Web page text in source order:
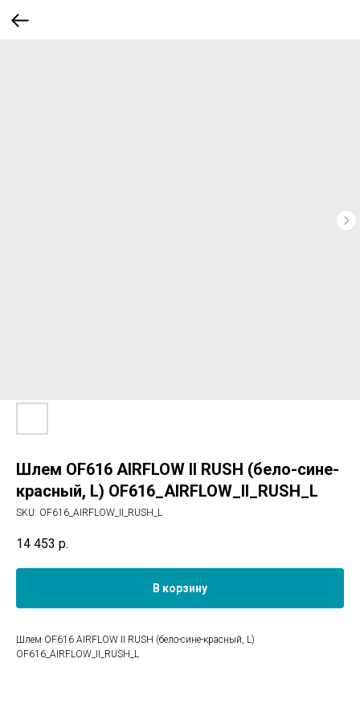
Шлем OF616 AIRFLOW II RUSH (бело-сине-
красный, L) OF616_AIRFLOW_II_RUSH_L
SKU: OF616_AIRFLOW_II_RUSH_L
14 453 р.
В корзину
Шлем OF616 AIRFLOW II RUSH (бело-сине-красный, L)
OF616_AIRFLOW_II_RUSH_L